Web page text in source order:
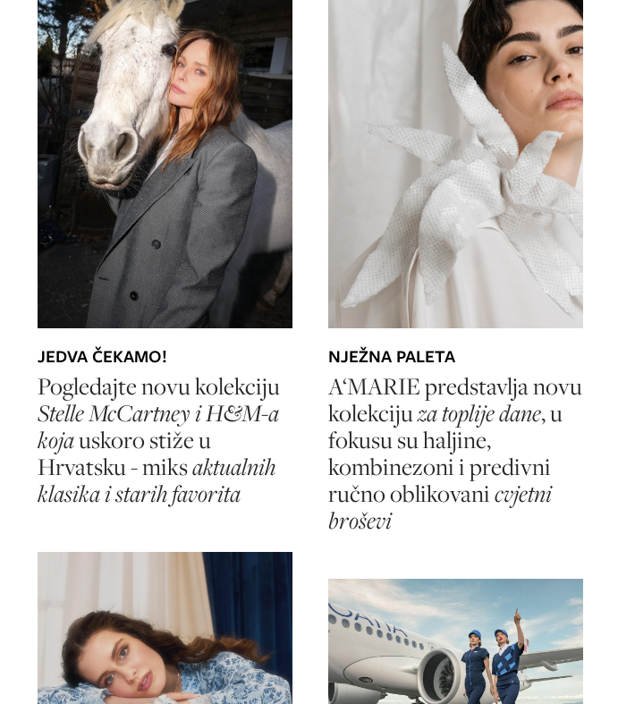
JEDVA ČEKAMO!
Pogledajte novu kolekciju
Stelle McCartney i H&M-a
kojauskoro stiže u
Hrvatsku - miksaktualnih
klasika i starih favorita
NJEŽNA PALETA
A‘MARIE predstavlja novu
kolekcijuza toplije dane, u
fokusu su haljine,
kombinezoni i predivni
ručno oblikovanicvjetni
broševi